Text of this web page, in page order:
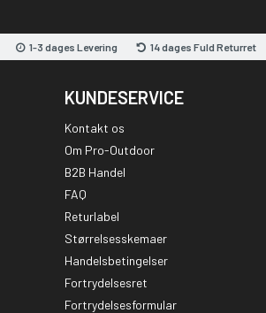
1-3 dages Levering 14 dages Fuld Returret
KUNDESERVICE
Kontakt os
Om Pro-Outdoor
B2B Handel
FAQ
Returlabel
Størrelsesskemaer
Handelsbetingelser
Fortrydelsesret
Fortrydelsesformular